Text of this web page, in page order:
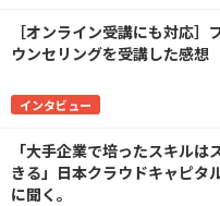
［オンライン受講にも対応］
ウンセリングを受講した感想
インタビュー
「大手企業で培ったスキル
きる」日本クラウドキャピタ
に聞く。